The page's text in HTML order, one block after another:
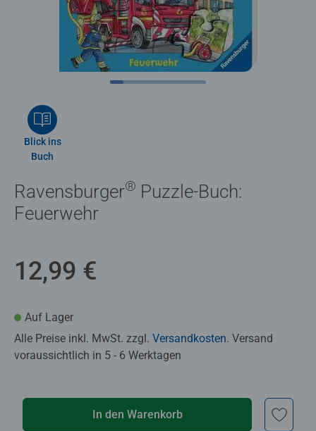
Blick ins
Buch
Ravensburger® Puzzle-Buch:
Feuerwehr
12,99 €
Auf Lager
Alle Preise inkl. MwSt. zzgl. Versandkosten. Versand
voraussichtlich in 5 - 6 Werktagen
In den Warenkorb